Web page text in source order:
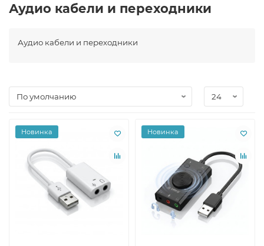
Аудио кабели и переходники
Аудио кабели и переходники
Новинка Новинка